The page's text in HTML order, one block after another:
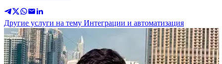
Другие услуги на тему Интеграции и автоматизация